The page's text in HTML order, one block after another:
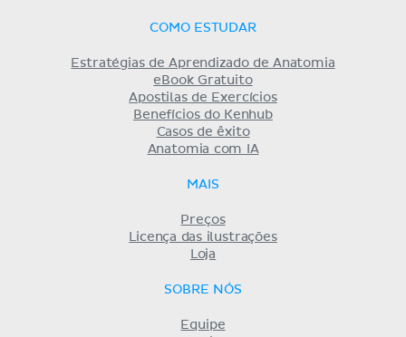
COMO ESTUDAR
Estratégias de Aprendizado de Anatomia
eBook Gratuito
Apostilas de Exercícios
Benefícios do Kenhub
Casos de êxito
Anatomia com IA
MAIS
Preços
Licença das ilustrações
Loja
SOBRE NÓS
Equipe